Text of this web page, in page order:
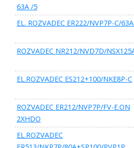
63A /5
EL. ROZVADEC ER222/NVP7P-C/
ROZVADEC NR212/NVD7D/
EL.ROZVADEC ES212+100/NKE8P-C
ROZVADEC ER212/NVP7P/FV-E.ON
2XHDO
EL.ROZVADEC